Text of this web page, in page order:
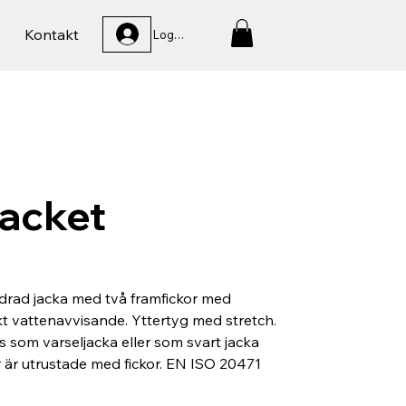
Kontakt Logga In
jacka med två framfickor med
vattenavvisande. Yttertyg med stretch.
som varseljacka eller som svart jacka
utrustade med fickor. EN ISO 20471